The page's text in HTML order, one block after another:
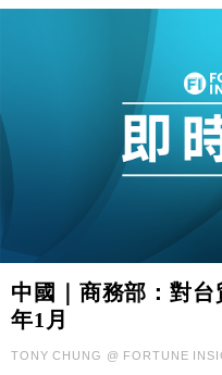
中國｜商務部：對
年1月
TONY CHUNG @ FORTUNE